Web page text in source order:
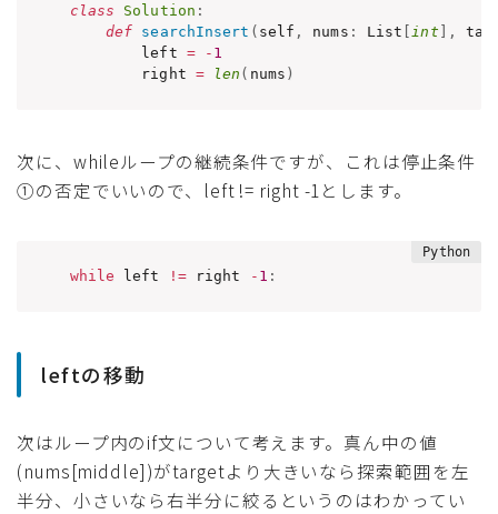
class Solution :
def searchInsert ( self , nums : List int ,
        left
= - 1
        right
= len ( nums )
次に、whileループの継続条件ですが、これは停止条件
①の否定でいいので、left != right -1とします。
while left != right - 1 :
leftの移動
次はループ内のif文について考えます。真ん中の値
(nums[middle])がtargetより大きいなら探索範囲を左
半分、小さいなら右半分に絞るというのはわかってい